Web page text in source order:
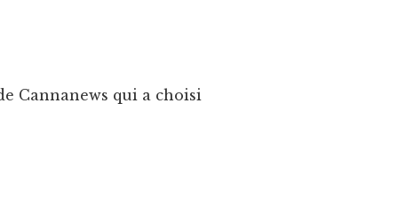
Cannanews qui a choisi